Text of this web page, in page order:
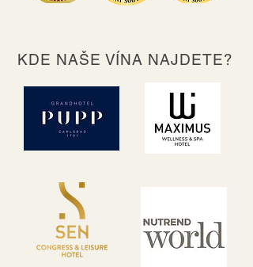
KDE NAŠE VÍNA NAJDETE?